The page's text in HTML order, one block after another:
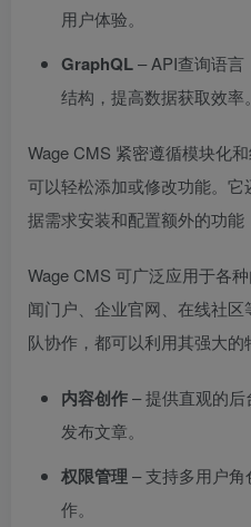
用户体验。
GraphQL– API查询语
结构，提高数据获取效率。
Wage CMS 紧密遵循模块化
可以轻松添加或修改功能。
据需求安装和配置额外的功能
Wage CMS 可广泛应用于各
闻门户、企业官网、在线社
队协作，都可以利用其强大的
内容创作– 提供直观的
发布文章。
权限管理 – 支持多用户
作。